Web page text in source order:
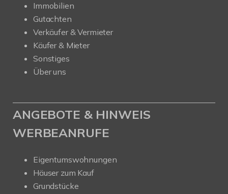
Immobilien
Gutachten
Verkäufer & Vermieter
Käufer & Mieter
Sonstiges
Über uns
ANGEBOTE & HINWEIS
WERBEANRUFE
Eigentumswohnungen
Häuser zum Kauf
Grundstücke